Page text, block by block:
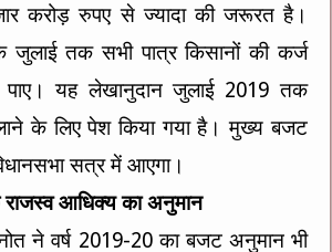
करोड़ रुपए से ज्यादा की जरूरत है।
तक सभी पात्र किसानों की कर्ज
पाए। यह लेखानुदान जुलाई 2019 तक
के लिए पेश किया गया है। मुख्य बजट
सत्र में आएगा।
आधिक्य का अनुमान
ने वर्ष 2019-20 का बजट अनुमान भी